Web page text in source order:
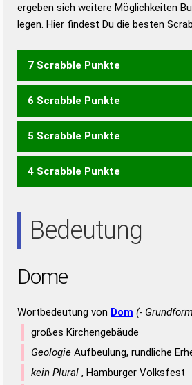
Duden – Die
Duden –
ergeben sich weitere Möglichkeiten
legen. Hier findest Du die besten
7 Scrabble Punkte
DEMO MODE ODEM
6 Scrabble Punkte
MOD
5 Scrabble Punkte
DEM EMD
4 Scrabble Punkte
Bedeutung
Dome
Wortbedeutung von Dom (-
großes Kirchengebäude
Geologie Aufbeulung, rundliche
kein Plural , Hamburger Volksfest